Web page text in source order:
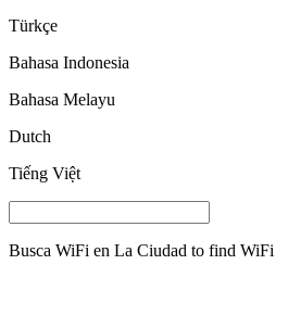
Türkçe
Bahasa Indonesia
Bahasa Melayu
Dutch
Tiếng Việt
Busca WiFi en La Ciudad to find WiFi